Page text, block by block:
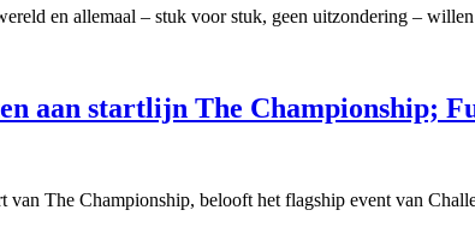
en allemaal – stuk voor stuk, geen uitzondering –
aan startlijn The Championship;
van The Championship, belooft het flagship event van